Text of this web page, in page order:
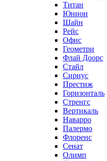
Титан
Юнион
Шайн
Рейс
Офис
Геометри
Флай Доорс
Стайл
Сириус
Престиж
Горизонталь
Стренгс
Вертикаль
Наварро
Палермо
Флоренс
Сенат
Олимп